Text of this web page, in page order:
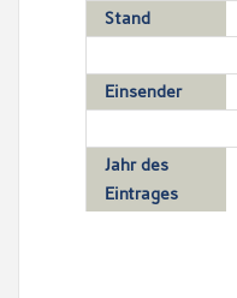
Stand
Einsender
Jahr des
Eintrages